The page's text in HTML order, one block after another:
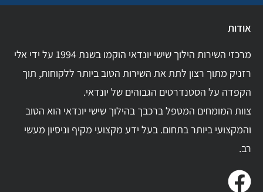
אודות
מרכזי השירות הילוך שישי יונדאי הוקמו בשנת 1994 על ידי אלי
רזניק מתוך רצון לתת את השירות הטוב ביותר ללקוחות, תוך
הקפדה על הסטנדרטים הגבוהים של יונדאי.
צוות המומחים המטפל ברכבך בהילוך שישי יונדאי הוא הטוב
והמקצועי ביותר בתחום. בעל ידע מקצועי מקיף וניסיון מעשי
רב.